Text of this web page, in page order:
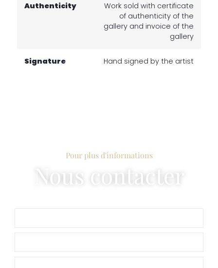
Authenticity
Work sold with certificate
of authenticity of the
gallery and invoice of the
gallery
Signature Hand signed by the artist
Pour plus d'informations
Nous contacter